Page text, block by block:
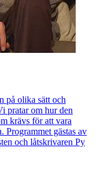
på olika sätt och
pratar om hur den
krävs för att vara
Programmet gästas av
och låtskrivaren Py